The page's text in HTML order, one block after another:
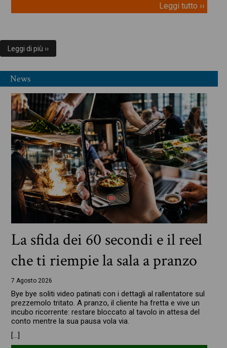
Leggi tutto ››
Leggi di più ››
News
La sfida dei 60 secondi e il reel
che ti riempie la sala a pranzo
7 Agosto 2026
Bye bye soliti video patinati con i dettagli al rallentatore sul
prezzemolo tritato. A pranzo, il cliente ha fretta e vive un
incubo ricorrente: restare bloccato al tavolo in attesa del
conto mentre la sua pausa vola via.
[…]